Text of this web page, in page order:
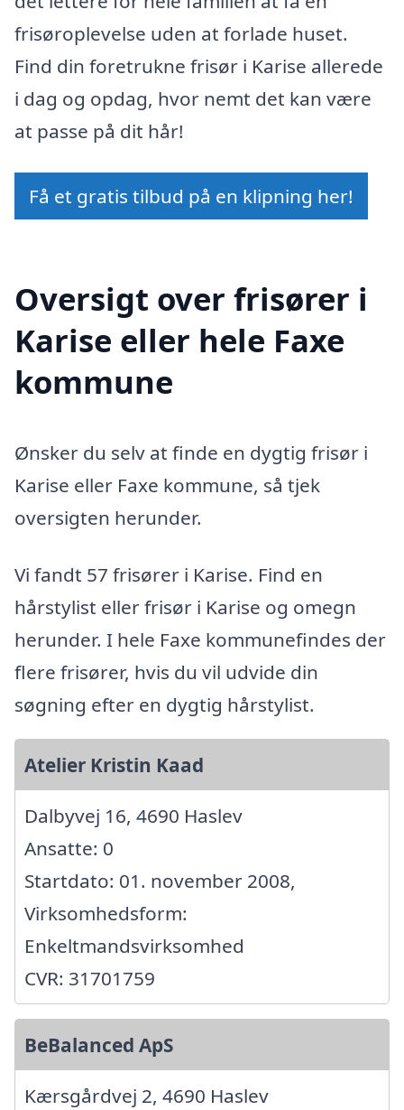
frisøroplevelse uden at forlade huset.
Find din foretrukne frisør i Karise allerede
i dag og opdag, hvor nemt det kan være
at passe på dit hår!
Få et gratis tilbud på en klipning her!
Oversigt over frisører i
Karise eller hele Faxe
kommune
Ønsker du selv at finde en dygtig frisør i
Karise eller Faxe kommune, så tjek
oversigten herunder.
Vi fandt 57 frisører i Karise. Find en
hårstylist eller frisør i Karise og omegn
herunder. I hele Faxe kommunefindes der
flere frisører, hvis du vil udvide din
søgning efter en dygtig hårstylist.
Atelier Kristin Kaad
Dalbyvej 16, 4690 Haslev
Ansatte: 0
Startdato: 01. november 2008,
Virksomhedsform:
Enkeltmandsvirksomhed
CVR: 31701759
BeBalanced ApS
Kærsgårdvej 2, 4690 Haslev